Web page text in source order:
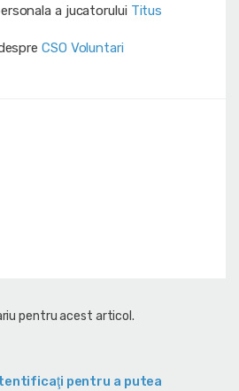
a jucatorului Titus
CSO Voluntari
pentru acest articol.
pentru a putea